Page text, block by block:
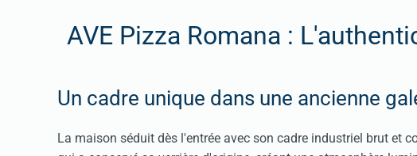
AVE Pizza Romana :
Un cadre unique dans une ancienne
La maison séduit dès l'entrée avec son cadre industriel brut et